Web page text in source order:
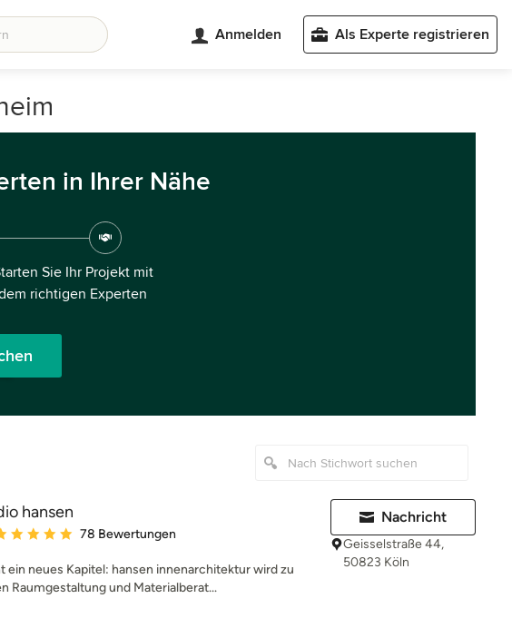
Anmelden Als Experte registrieren
in Ihrer Nähe
Sie Ihr Projekt mit
richtigen Experten
hansen
Bewertung: 4.9 von 5 Sternen
78 Bewertungen
ein neues Kapitel: hansen innenarchitektur wird zu
Raumgestaltung und Materialberat...
Nachricht
Geisselstraße 44,
50823 Köln